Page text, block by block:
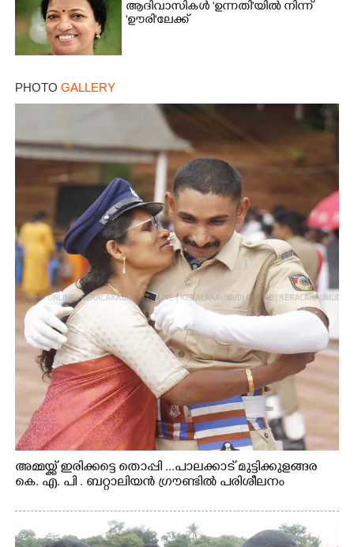
ആദിവാസികൾ 'ഉന്നതി'യിൽ നിന്ന്
'ഊരി'ലേക്ക്
PHOTO GALLERY
അമ്മയ്ക്ക് ഇരിക്കട്ടെ തൊപ്പി ...പാലക്കാട് മുട്ടിക്കുളങ്ങര
കെ. എ. പി . ബറ്റാലിയൻ ഗ്രൗണ്ടിൽ പരിശീലനം